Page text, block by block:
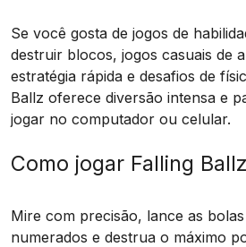
Se você gosta de jogos de
destruir blocos, jogos casuais de
estratégia rápida e desafios de
Ballz oferece diversão intensa e
jogar no computador ou celular.
Como jogar Falling
Mire com precisão, lance as
numerados e destrua o máximo